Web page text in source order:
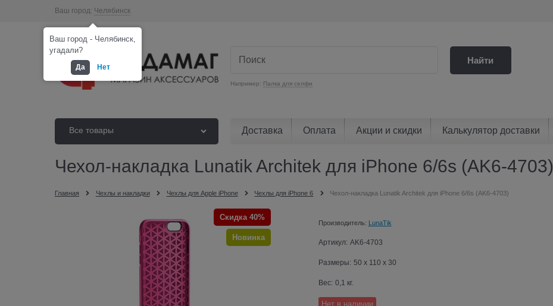
Ваш город: Челябинск
Например: Палка для селфи
Найти
Все товары Доставка Оплата Акции и скидки Калькулятор доставки
Чехол-накладка Lunatik Architek для iPhone 6/6s (AK6-4703)
Главная Чехлы и накладки Чехлы для Apple iPhone Чехлы для iPhone 6 Чехол-накладка Lunatik Architek для iPhone 6/6s (AK6-4703)
Скидка 40%
Новинка
Производитель: LunaTik
Артикул: AK6-4703
Размеры: 50 x 110 x 30
Вес: 0,1 кг.
Нет в наличии
Ваш город - Челябинск,
угадали?
Да Нет